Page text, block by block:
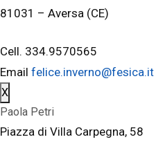
81031 – Aversa (CE)
Cell. 334.9570565
Email felice.inverno@fesica.it
X
Paola Petri
Piazza di Villa Carpegna, 58